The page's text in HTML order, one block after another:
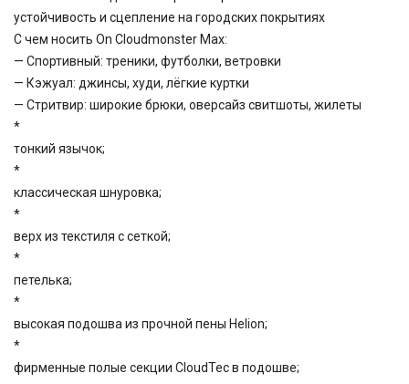
устойчивость и сцепление на городских покрытиях
С чем носить On Cloudmonster Max:
— Спортивный: треники, футболки, ветровки
— Кэжуал: джинсы, худи, лёгкие куртки
— Стритвир: широкие брюки, оверсайз свитшоты, жилеты
*
тонкий язычок;
*
классическая шнуровка;
*
верх из текстиля с сеткой;
*
петелька;
*
высокая подошва из прочной пены Helion;
*
фирменные полые секции CloudTec в подошве;